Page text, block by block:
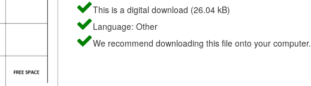
This is a digital download (26.04 kB)
Language: Other
We recommend downloading this file onto your computer.